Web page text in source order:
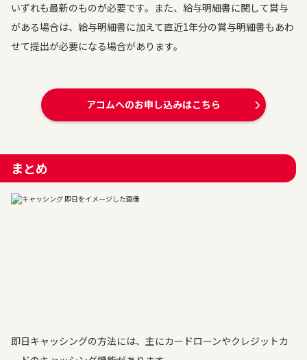
いずれも最新のものが必要です。また、給与明細書に関して賞与
がある場合は、給与明細書に加えて直近1年分の賞与明細書もあわ
せて提出が必要になる場合があります。
アコムへのお申し込みはこちら
まとめ
即日キャッシングの方法には、主にカードローンやクレジットカ